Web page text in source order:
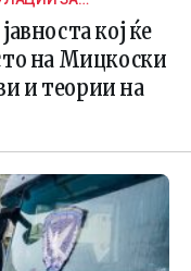
кој ќе
на Мицкоски
и теории на